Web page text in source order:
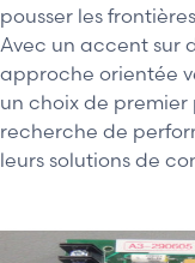
pousser les
Avec un accent sur
approche orientée
un choix de premier
recherche de
leurs solutions de